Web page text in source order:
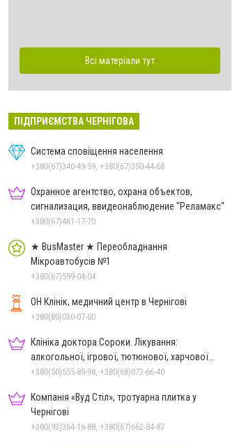
Всі матеріали тут
ПІДПРИЄМСТВА ЧЕРНІГОВА
Система сповіщення населення
+380(67)340-49-59, +380(67)350-44-68
Охранное агентство, охрана объектов,
сигнализация, ввидеонаблюдение "Реламакс"
+380(67)461-17-70
★ BusMaster ★ Переобладнання
Мікроавтобусів №1
+380(67)599-04-04
ОН Клінік, медичний центр в Чернігові
+380(80)030-07-00
Клініка доктора Сороки. Лікування:
алкогольної, ігрової, тютюнової, харчової
залежностей, неврозів т
+380(50)555-89-98, +380(68)072-66-40
Компанія «Вуд Стіл», тротуарна плитка у
Чернігові
+380(93)364-16-88, +380(67)662-84-87